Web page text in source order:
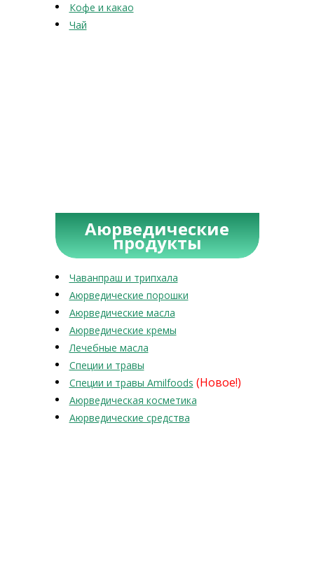
Кофе и какао
Чай
Аюрведические
продукты
Чаванпраш и трипхала
Аюрведические порошки
Аюрведические масла
Аюрведические кремы
Лечебные масла
Специи и травы
Специи и травы Amilfoods (Новое!)
Аюрведическая косметика
Аюрведические средства